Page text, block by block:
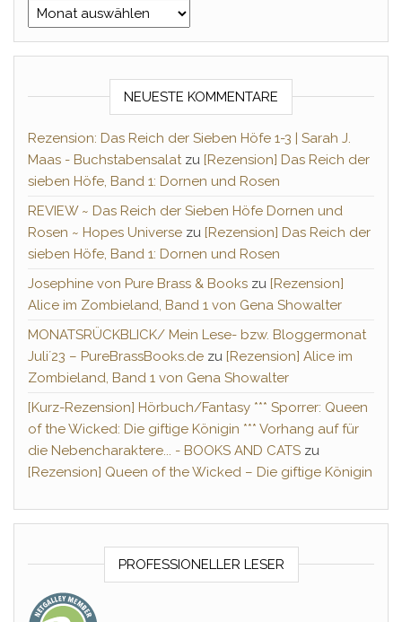
Archiv
NEUESTE KOMMENTARE
Rezension: Das Reich der Sieben Höfe 1-3 | Sarah J.
Maas - Buchstabensalatzu [Rezension] Das Reich der
sieben Höfe, Band 1: Dornen und Rosen
REVIEW ~ Das Reich der Sieben Höfe Dornen und
Rosen ~ Hopes Universe zu [Rezension] Das Reich der
sieben Höfe, Band 1: Dornen und Rosen
Josephine von Pure Brass & Books zu [Rezension]
Alice im Zombieland, Band 1 von Gena Showalter
MONATSRÜCKBLICK/ Mein Lese- bzw. Bloggermonat
Juli´23 – PureBrassBooks.de zu [Rezension] Alice im
Zombieland, Band 1 von Gena Showalter
[Kurz-Rezension] Hörbuch/Fantasy *** Sporrer: Queen
of the Wicked: Die giftige Königin *** Vorhang auf für
die Nebencharaktere... - BOOKS AND CATS zu
[Rezension] Queen of the Wicked – Die giftige Königin
PROFESSIONELLER LESER